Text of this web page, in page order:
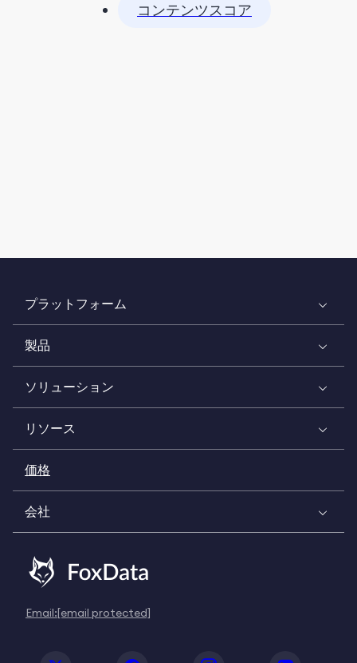
コンテンツスコア
プラットフォーム
製品
ソリューション
リソース
価格
会社
Email:[email protected]